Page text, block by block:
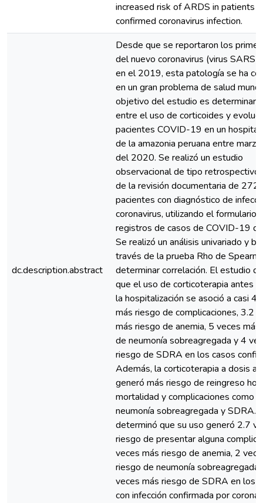
increased risk of ARDS in patients
confirmed coronavirus infection.
dc.description.abstract
Desde que se reportaron los
del nuevo coronavirus (virus SARS
en el 2019, esta patología se ha
en un gran problema de salud
objetivo del estudio es determinar
entre el uso de corticoides y
pacientes COVID-19 en un hospital
de la amazonia peruana entre
del 2020. Se realizó un estudio
observacional de tipo retrospectivo
de la revisión documentaria de 272
pacientes con diagnóstico de
coronavirus, utilizando el formulario
registros de casos de COVID-19
Se realizó un análisis univariado y
través de la prueba Rho de
determinar correlación. El estudio
que el uso de corticoterapia antes
la hospitalización se asoció a casi 4
más riesgo de complicaciones, 3.2
más riesgo de anemia, 5 veces
de neumonía sobreagregada y 4
riesgo de SDRA en los casos
Además, la corticoterapia a dosis
generó más riesgo de reingreso
mortalidad y complicaciones como
neumonía sobreagregada y SDRA.
determinó que su uso generó 2.7
riesgo de presentar alguna
veces más riesgo de anemia, 2
riesgo de neumonía sobreagregada
veces más riesgo de SDRA en los
con infección confirmada por